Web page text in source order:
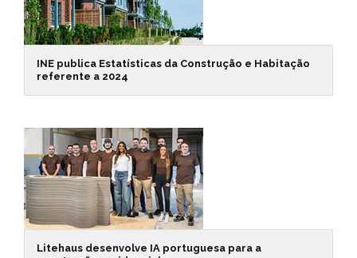
INE publica Estatísticas da Construção e Habitação
referente a 2024
Litehaus desenvolve IA portuguesa para a